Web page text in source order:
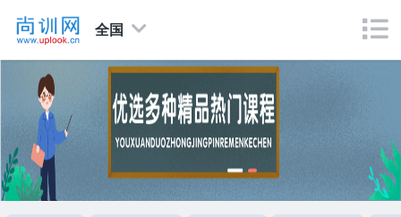
全国